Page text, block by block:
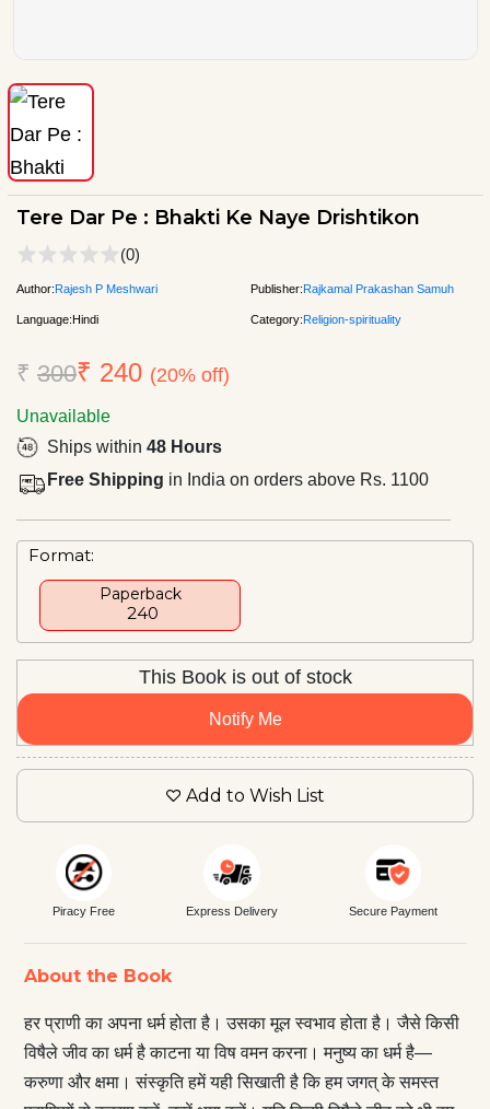
Tere Dar Pe : Bhakti Ke Naye Drishtikon
(0)
Author:Rajesh P Meshwari Publisher:Rajkamal Prakashan Samuh
Language:Hindi Category:Religion-spirituality
₹ 300₹ 240 (20% off)
Unavailable
Ships within 48 Hours
Free Shipping in India on orders above Rs. 1100
Format:
Paperback
₹ 240
This Book is out of stock
Notify Me
Add to Wish List
Piracy Free Express Delivery Secure Payment
About the Book
हर प्राणी का अपना धर्म होता है। उसका मूल स्वभाव होता है। जैसे किसी
विषैले जीव का धर्म है काटना या विष वमन करना। मनुष्य का धर्म है—
करुणा और क्षमा। संस्कृति हमें यही सिखाती है कि हम जगत् के समस्त